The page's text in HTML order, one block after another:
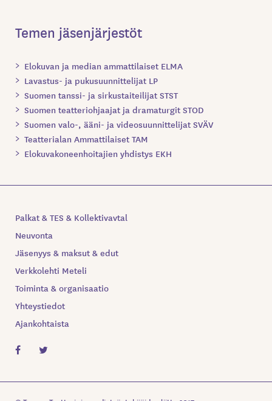
Temen jäsenjärjestöt
Elokuvan ja median ammattilaiset ELMA
Lavastus- ja pukusuunnittelijat LP
Suomen tanssi- ja sirkustaiteilijat STST
Suomen teatteriohjaajat ja dramaturgit STOD
Suomen valo-, ääni- ja videosuunnittelijat SVÄV
Teatterialan Ammattilaiset TAM
Elokuvakoneenhoitajien yhdistys EKH
Palkat & TES & Kollektivavtal
Neuvonta
Jäsenyys & maksut & edut
Verkkolehti Meteli
Toiminta & organisaatio
Yhteystiedot
Ajankohtaista